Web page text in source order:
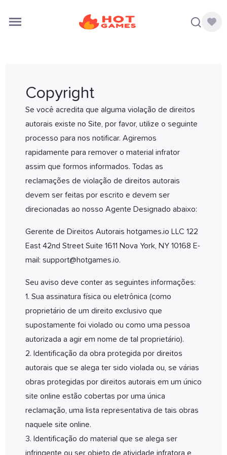
Copyright
Se você acredita que alguma violação de direitos
autorais existe no Site, por favor, utilize o seguinte
processo para nos notificar. Agiremos
rapidamente para remover o material infrator
assim que formos informados. Todas as
reclamações de violação de direitos autorais
devem ser feitas por escrito e devem ser
direcionadas ao nosso Agente Designado abaixo:
Gerente de Direitos Autorais hotgames.io LLC 122
East 42nd Street Suite 1611 Nova York, NY 10168 E-
mail: support@hotgames.io.
Seu aviso deve conter as seguintes informações:
1. Sua assinatura física ou eletrônica (como
proprietário de um direito exclusivo que
supostamente foi violado ou como uma pessoa
autorizada a agir em nome de tal proprietário).
2. Identificação da obra protegida por direitos
autorais que se alega ter sido violada ou, se várias
obras protegidas por direitos autorais em um único
site online estão cobertas por uma única
reclamação, uma lista representativa de tais obras
naquele site online.
3. Identificação do material que se alega ser
infringente ou ser objeto de atividade infratora e